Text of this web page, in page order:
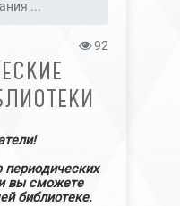
...
92
вы сможете
библиотеке.